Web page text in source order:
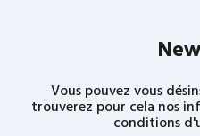
Vous pouvez vous
trouverez pour cela nos
conditions